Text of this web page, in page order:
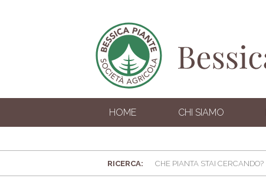
HOME CHI SIAMO
RICERCA: